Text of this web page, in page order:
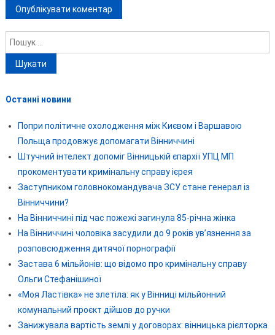
Пошук:
Останні новини
Попри політичне охолодження між Києвом і Варшавою
Польща продовжує допомагати Вінниччині
Штучний інтелект допоміг Вінницькій єпархії УПЦ МП
прокоментувати кримінальну справу ієрея
Заступником головнокомандувача ЗСУ стане генерал із
Вінниччини?
На Вінниччині під час пожежі загинула 85-річна жінка
На Вінниччині чоловіка засудили до 9 років ув’язнення за
розповсюдження дитячої порнографії
Застава 6 мільйонів: що відомо про кримінальну справу
Ольги Стефанішиної
«Моя Ластівка» не злетіла: як у Вінниці мільйонний
комунальний проєкт дійшов до ручки
Занижувала вартість землі у договорах: вінницька рієлторка